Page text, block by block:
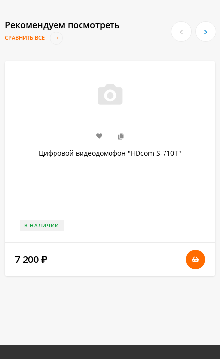
Рекомендуем посмотреть
СРАВНИТЬ ВСЕ
Цифровой видеодомофон "HDcom S-710T"
В НАЛИЧИИ
7 200 ₽